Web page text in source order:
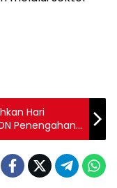
Hari
Penengahan